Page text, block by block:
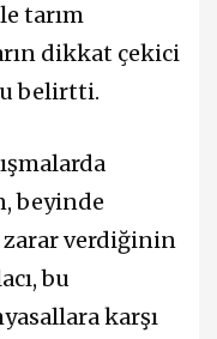
tarım
dikkat çekici
belirtti.
beyinde
verdiğinin
bu
karşı